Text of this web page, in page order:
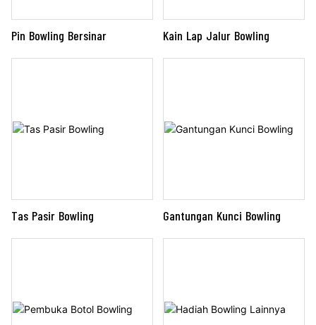
Pin Bowling Bersinar Kain Lap Jalur Bowling
Tas Pasir Bowling Gantungan Kunci Bowling